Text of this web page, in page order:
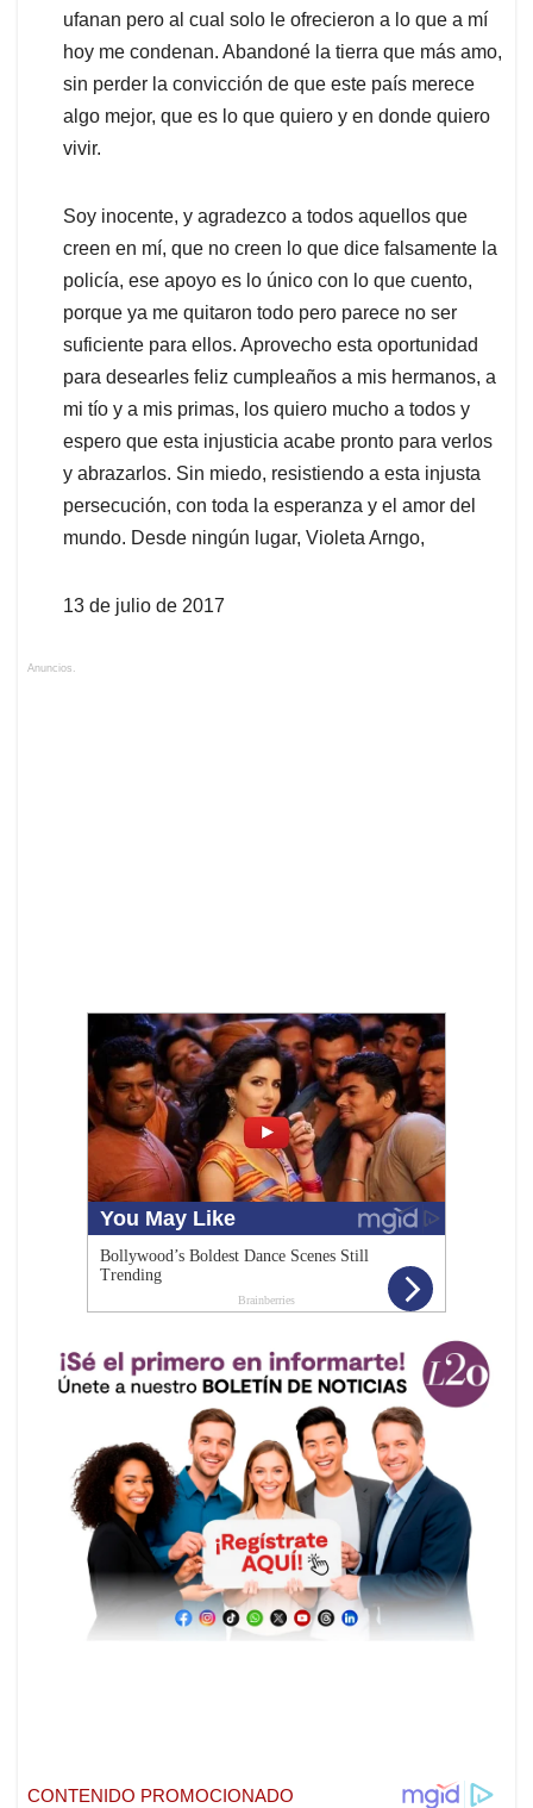
ufanan pero al cual solo le ofrecieron a lo que a mí
hoy me condenan. Abandoné la tierra que más amo,
sin perder la convicción de que este país merece
algo mejor, que es lo que quiero y en donde quiero
vivir.
Soy inocente, y agradezco a todos aquellos que
creen en mí, que no creen lo que dice falsamente la
policía, ese apoyo es lo único con lo que cuento,
porque ya me quitaron todo pero parece no ser
suficiente para ellos. Aprovecho esta oportunidad
para desearles feliz cumpleaños a mis hermanos, a
mi tío y a mis primas, los quiero mucho a todos y
espero que esta injusticia acabe pronto para verlos
y abrazarlos. Sin miedo, resistiendo a esta injusta
persecución, con toda la esperanza y el amor del
mundo. Desde ningún lugar, Violeta Arngo,
13 de julio de 2017
Anuncios.